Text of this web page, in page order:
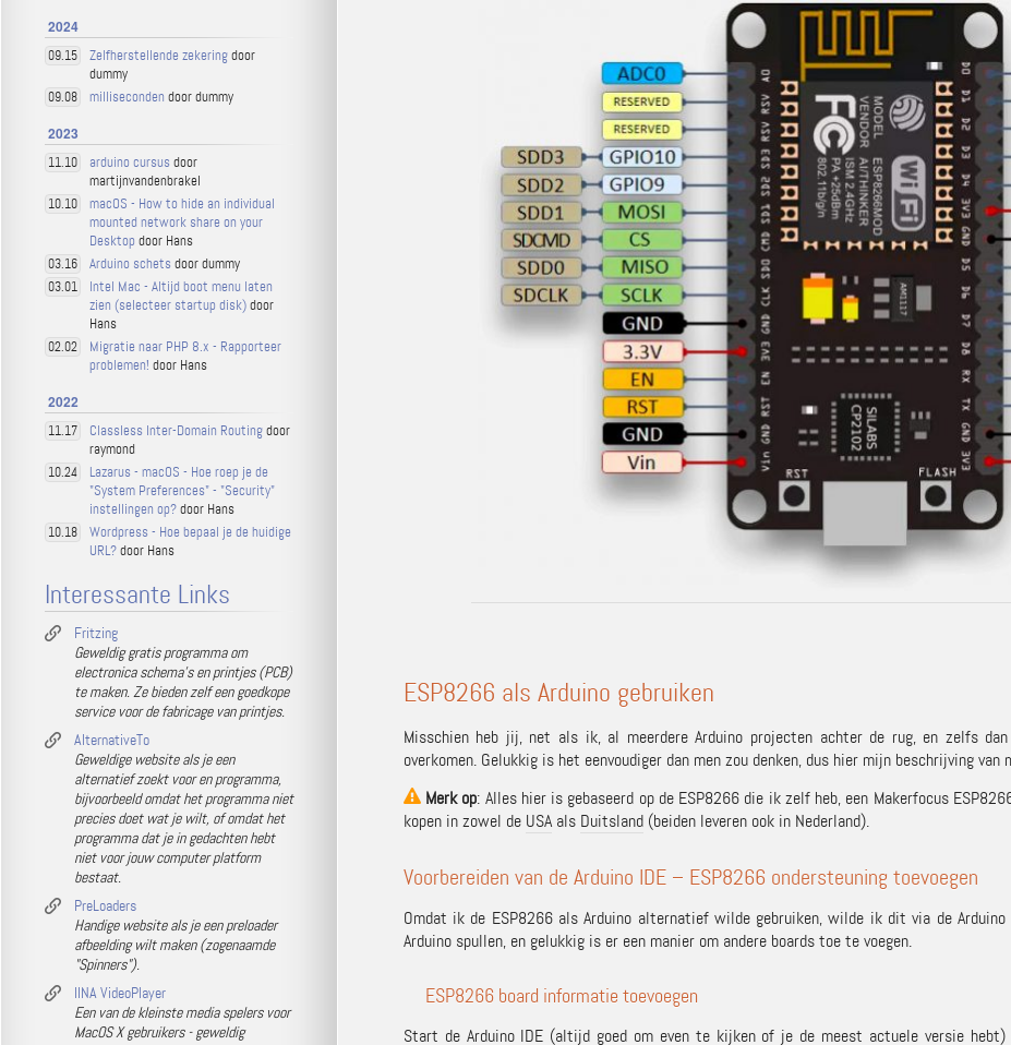
ESP8266 als Arduino gebruiken
Misschien heb jij, net als ik, al meerdere Arduino projecten achter de rug, en zelfs
overkomen. Gelukkig is het eenvoudiger dan men zou denken, dus hier mijn beschrijving
Merk op: Alles hier is gebaseerd op de ESP8266 die ik zelf heb, een Makerfocus
kopen in zowel de USAals Duitsland(beiden leveren ook in Nederland).
Voorbereiden van de Arduino IDE – ESP8266 ondersteuning toevoegen
Omdat ik de ESP8266 als Arduino alternatief wilde gebruiken, wilde ik dit via de
Arduino spullen, en gelukkig is er een manier om andere boards toe te voegen.
ESP8266 board informatie toevoegen
Start de Arduino IDE (altijd goed om even te kijken of je de meest actuele versie hebt)
2024
09.15 Zelfherstellende zekeringdoor
dummy
09.08 milliseconden door dummy
2023
11.10 arduino cursus door
martijnvandenbrakel
10.10
macOS - How to hide an individual
mounted network share on your
Desktop door Hans
03.16 Arduino schets door dummy
03.01
Intel Mac - Altijd boot menu laten
zien (selecteer startup disk)door
Hans
02.02
Migratie naar PHP 8.x - Rapporteer
problemen! door Hans
2022
11.17 Classless Inter-Domain Routingdoor
raymond
10.24
Lazarus - macOS - Hoe roep je de
"System Preferences" - "Security"
instellingen op?door Hans
10.18
Wordpress - Hoe bepaal je de huidige
URL?door Hans
Interessante Links
Fritzing
Geweldig gratis programma om
electronica schema's en printjes (PCB)
te maken. Ze bieden zelf een goedkope
service voor de fabricage van printjes.
AlternativeTo
Geweldige website als je een
alternatief zoekt voor en programma,
bijvoorbeeld omdat het programma niet
precies doet wat je wilt, of omdat het
programma dat je in gedachten hebt
niet voor jouw computer platform
bestaat.
PreLoaders
Handige website als je een preloader
afbeelding wilt maken (zogenaamde
"Spinners").
IINA VideoPlayer
Een van de kleinste media spelers voor
MacOS X gebruikers - geweldig